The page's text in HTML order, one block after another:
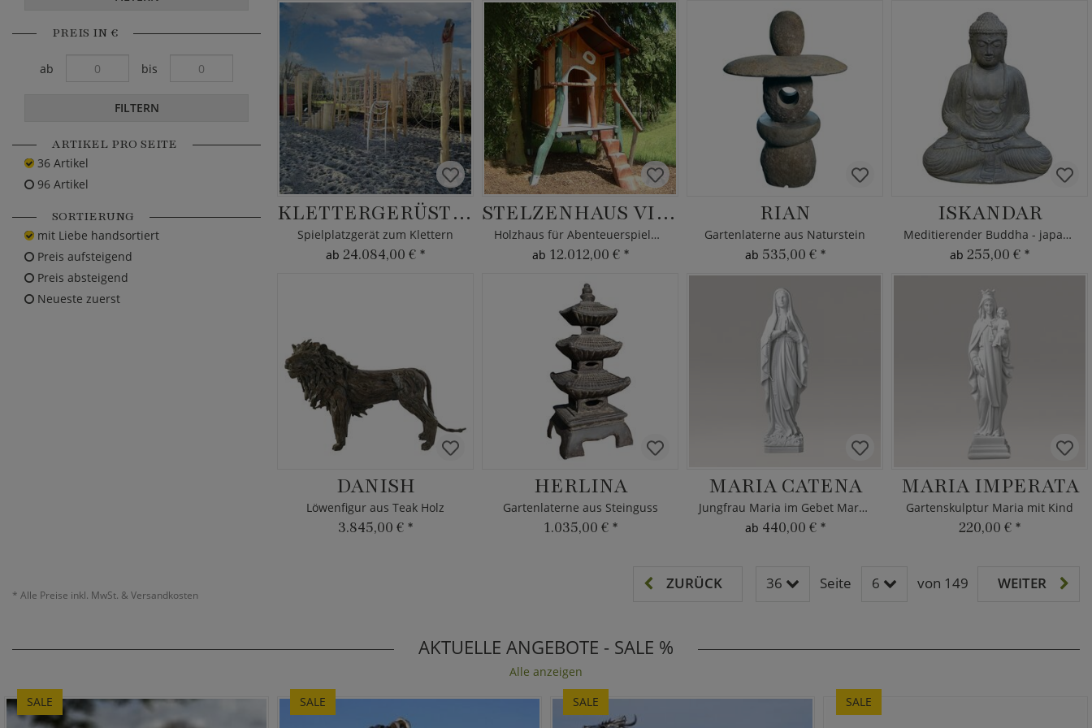
KLETTERGERÜST LEWIS
Spielplatzgerät zum Klettern
ab 24.084,00 € *
STELZENHAUS VILLA KUNTERBUNT
Holzhaus für Abenteuerspielplatz
ab 12.012,00 € *
RIAN
Gartenlaterne aus Naturstein
ab 535,00 € *
ISKANDAR
Meditierender Buddha - japanisch
ab 255,00 € *
DANISH
Löwenfigur aus Teak Holz
3.845,00 € *
HERLINA
Gartenlaterne aus Steinguss
1.035,00 € *
MARIA CATENA
Jungfrau Maria im Gebet Marmorguss
ab 440,00 € *
MARIA IMPERATA
Gartenskulptur Maria mit Kind
220,00 € *
PREIS IN €
ab bis
FILTERN
ARTIKEL PRO SEITE
36 Artikel
96 Artikel
SORTIERUNG
mit Liebe handsortiert
Preis aufsteigend
Preis absteigend
Neueste zuerst
* Alle Preise inkl. MwSt. & Versandkosten
ZURÜCK 36 Seite 6 von 149 WEITER
AKTUELLE ANGEBOTE - SALE %
Alle anzeigen
SALE
SALE SALE SALE